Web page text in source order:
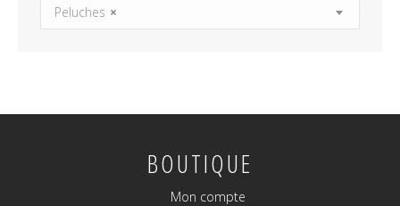
×
Peluches
BOUTIQUE
Mon compte